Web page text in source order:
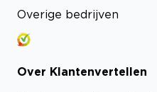
Overige bedrijven
Over Klantenvertellen